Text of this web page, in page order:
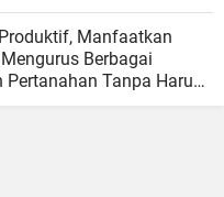
Manfaatkan
Berbagai
Pertanahan Tanpa Harus